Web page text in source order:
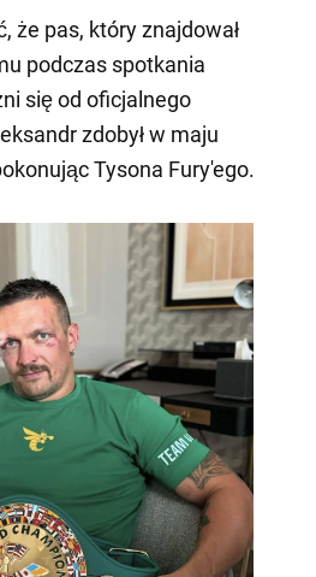
że pas, który znajdował
podczas spotkania
się od oficjalnego
zdobył w maju
Tysona Fury'ego.